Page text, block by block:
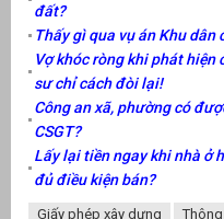
đất?
Thấy gì qua vụ án Khu dân
Vợ khóc ròng khi phát hiện
sư chỉ cách đòi lại!
Công an xã, phường có
CSGT?
Lấy lại tiền ngay khi nhà ở
đủ điều kiện bán?
Giấy phép xây dựng